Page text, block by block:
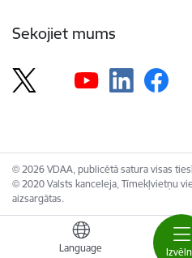
Language
Sekojiet mums
© 2026 VDAA, publicētā satura visas
© 2020 Valsts kanceleja, Tīmekļvietņu
aizsargātas.